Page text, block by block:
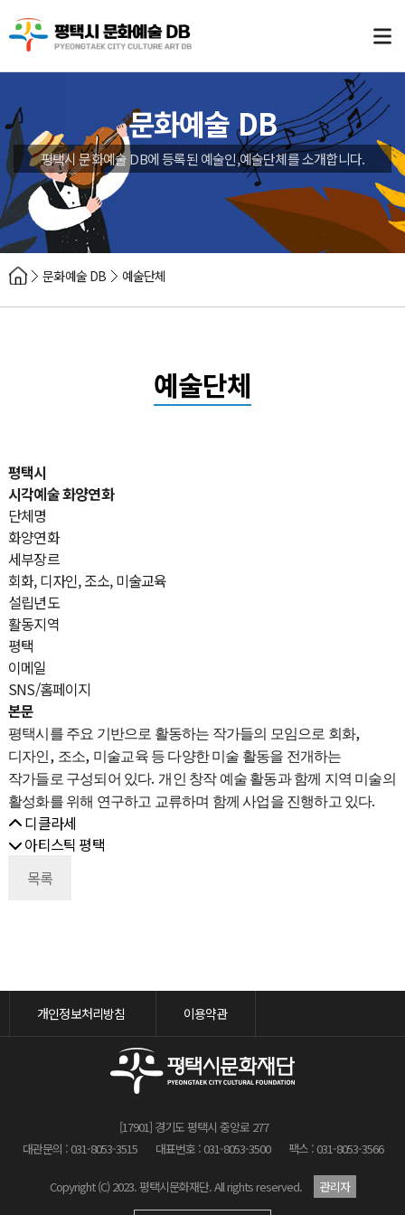
문화예술 DB
평택시 문화예술 DB에 등록된 예술인,예술단체를 소개합니다.
문화예술 DB 예술단체
예술단체
평택시
시각예술화양연화
단체명
화양연화
세부장르
회화, 디자인, 조소, 미술교육
설립년도
활동지역
평택
이메일
SNS/홈페이지
본문
평택시를 주요 기반으로 활동하는 작가들의 모임으로 회화,
디자인, 조소, 미술교육 등 다양한 미술 활동을 전개하는
작가들로 구성되어 있다. 개인 창작 예술 활동과 함께 지역 미술의
활성화를 위해 연구하고 교류하며 함께 사업을 진행하고 있다.
디클라세
아티스틱 평택
목록
개인정보처리방침 이용약관
[17901] 경기도 평택시 중앙로 277
대관문의 : 031-8053-3515
대표번호 : 031-8053-3500 팩스 : 031-8053-3566
Copyright (C) 2023. 평택시문화재단. All rights reserved. 관리자